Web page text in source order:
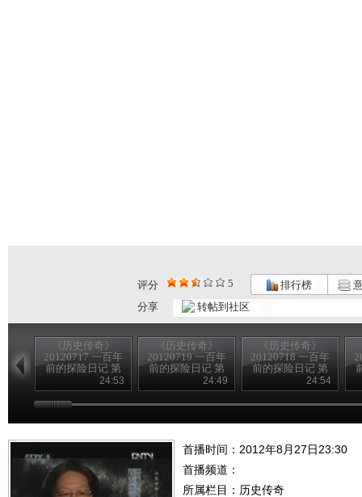
评分 5 排行榜
分享
转帖到社区
《历史传奇》
20120717 一百年
前的探险日记 第
四集 沙埋宝藏
（下）
24:53
《历史传奇》
20120719 一百年
前的探险日记 第
八集 为歌者留影
（下）
24:49
《历史传奇》
20120718 一百年
前的探险日记 第
六集 生死大漠
（下）
24:54
首播时间：2012年8月27日23:30
首播频道：
所属栏目： 历史传奇